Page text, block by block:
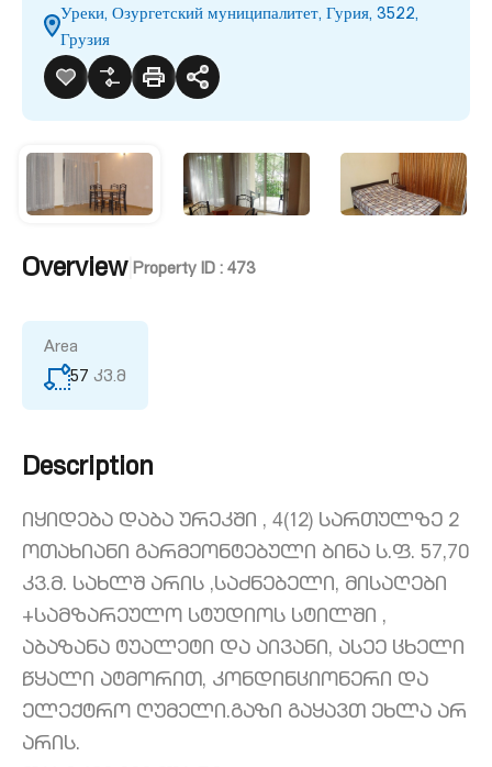
Уреки, Озургетский муниципалитет, Гурия, 3522,
Грузия
Overview| Property ID : 473
Area
57 კვ.მ
Description
იყიდება დაბა ურეკში , 4(12) სართულზე 2
ოთახიანი გარმეონტებული ბინა ს.ფ. 57,70
კვ.მ. სახლშ არის ,საძნებელი, მისაღები
+სამზარეულო სტუდიოს სტილში ,
აბაზანა ტუალეტი და აივანი, ასეე ცხელი
წყალი ატმორით, კონდინციონერი და
ელექტრო ღუმელი.გაზი გაყავთ ეხლა არ
არის.